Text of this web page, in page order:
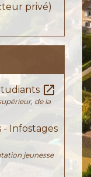
privé)
open_in_new
de la
- Infostages
jeunesse